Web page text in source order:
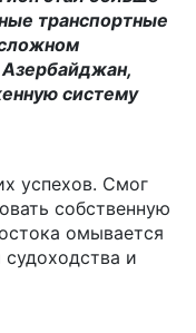
транспортные
систему
успехов. Смог
собственную
омывается
и